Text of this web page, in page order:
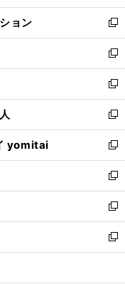
開
く
ウ
で
開
く
ン
ド
ウ
で
開
く
ウ
ィ
ン
ド
ウ
で
開
く
ョン
新
し
い
ウ
ィ
ン
ド
ウ
で
開
く
新
し
い
ウ
ィ
ン
ド
ウ
で
開
く
新
し
い
ウ
ィ
ン
ド
ウ
で
開
く
新
し
い
ウ
ィ
ン
ド
ウ
で
開
yomitai
新
し
い
ウ
ィ
ン
ド
ウ
新
し
い
ウ
ィ
ン
新
し
い
ウ
新
し